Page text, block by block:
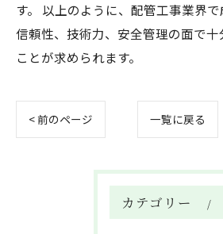
す。 以上のように、配管工事業界で
信頼性、技術力、安全管理の面で
ことが求められます。
< 前のページ 一覧に戻る
カテゴリー